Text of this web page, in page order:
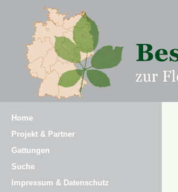
Home
Projekt & Partner
Gattungen
Suche
Impressum & Datenschutz